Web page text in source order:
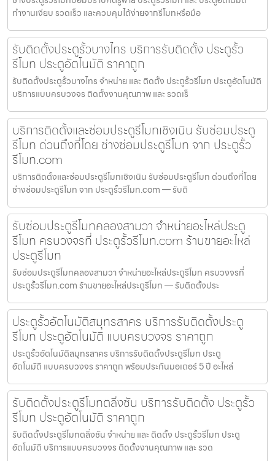
ทำงานเงียบ รวดเร็ว และควบคุมได้ง่ายจากรีโมทหรือมือ
รับติดตั้งประตูรั้วบางไทร บริการรับติดตั้ง ประตูรั้ว
รีโมท ประตูอัตโนมัติ ราคาถูก
รับติดตั้งประตูรั้วบางไทร จำหน่าย และ ติดตั้ง ประตูรั้วรีโมท ประตูอัตโนมัติ
บริการแบบครบวงจร ติดตั้งงานคุณภาพ และ รวดเร็
บริการติดตั้งและซ่อมประตูรีโมทเชิงเนิน รับซ่อมประตู
รีโมท ด่วนถึงที่โดย ช่างซ่อมประตูรีโมท จาก ประตูรั้ว
รีโมท.com
บริการติดตั้งและซ่อมประตูรีโมทเชิงเนิน รับซ่อมประตูรีโมท ด่วนถึงที่โดย
ช่างซ่อมประตูรีโมท จาก ประตูรั้วรีโมท.com — รับติ
รับซ่อมประตูรีโมทคลองสามวา จำหน่ายอะไหล่ประตู
รีโมท ครบวงจรที่ ประตูรั้วรีโมท.com ร้านขายอะไหล่
ประตูรีโมท
รับซ่อมประตูรีโมทคลองสามวา จำหน่ายอะไหล่ประตูรีโมท ครบวงจรที่
ประตูรั้วรีโมท.com ร้านขายอะไหล่ประตูรีโมท — รับติดตั้งประ
ประตูรั้วอัตโนมัติสมุทรสาคร บริการรับติดตั้งประตู
รีโมท ประตูอัตโนมัติ แบบครบวงจร ราคาถูก
ประตูรั้วอัตโนมัติสมุทรสาคร บริการรับติดตั้งประตูรีโมท ประตู
อัตโนมัติ แบบครบวงจร ราคาถูก พร้อมประกันมอเตอร์ 5 ปี อะไหล่
รับติดตั้งประตูรีโมทตลิ่งชัน บริการรับติดตั้ง ประตูรั้ว
รีโมท ประตูอัตโนมัติ ราคาถูก
รับติดตั้งประตูรีโมทตลิ่งชัน จำหน่าย และ ติดตั้ง ประตูรั้วรีโมท ประตู
อัตโนมัติ บริการแบบครบวงจร ติดตั้งงานคุณภาพ และ รวด